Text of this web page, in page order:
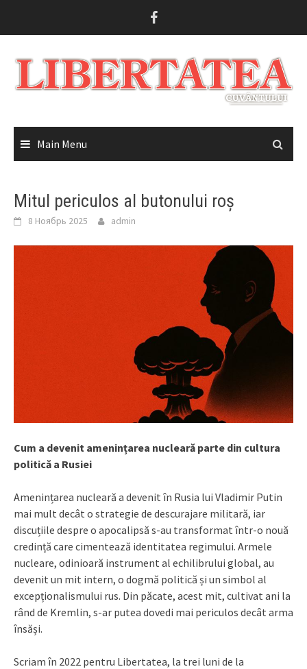
Main Menu
Mitul periculos al butonului roș
8 Ноябрь 2025 admin
Cum a devenit amenințarea nucleară parte din cultura
politică a Rusiei
Amenințarea nucleară a devenit în Rusia lui Vladimir Putin
mai mult decât o strategie de descurajare militară, iar
discuțiile despre o apocalipsă s-au transformat într-o nouă
credință care cimentează identitatea regimului. Armele
nucleare, odinioară instrument al echilibrului global, au
devenit un mit intern, o dogmă politică și un simbol al
excepționalismului rus. Din păcate, acest mit, cultivat ani la
rând de Kremlin, s-ar putea dovedi mai periculos decât arma
însăși.
Scriam în 2022 pentru Libertatea, la trei luni de la